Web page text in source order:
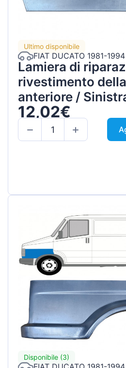
Ultimo disponibile
FIAT DUCATO 1981-1994
Lamiera di
rivestimento
anteriore /
12,02€
Disponibile (3)